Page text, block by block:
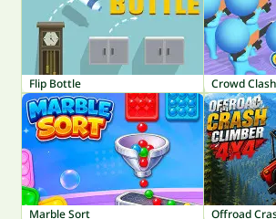
Flip Bottle Crowd
Marble Sort Offroad